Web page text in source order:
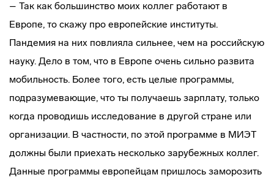
– Так как большинство моих коллег работают в
Европе, то скажу про европейские институты.
Пандемия на них повлияла сильнее, чем на российскую
науку. Дело в том, что в Европе очень сильно развита
мобильность. Более того, есть целые программы,
подразумевающие, что ты получаешь зарплату, только
когда проводишь исследование в другой стране или
организации. В частности, по этой программе в МИЭТ
должны были приехать несколько зарубежных коллег.
Данные программы европейцам пришлось заморозить